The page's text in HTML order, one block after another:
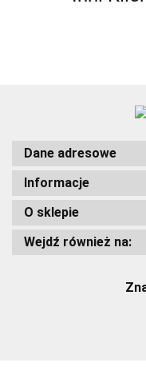
Dane adresowe
Informacje
O sklepie
Wejdź również na: